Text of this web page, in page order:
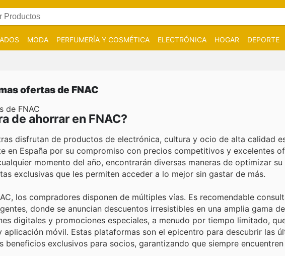
MODA PERFUMERÍA Y COSMÉTICA ELECTRÓNICA HOGAR DEPORTE
ofertas de FNAC
de FNAC
de ahorrar en FNAC?
disfrutan de productos de electrónica, cultura y ocio de alta calidad
en España por su compromiso con precios competitivos y excelentes
momento del año, encontrarán diversas maneras de optimizar
exclusivas que les permiten acceder a lo mejor sin gastar de más.
los compradores disponen de múltiples vías. Es recomendable
donde se anuncian descuentos irresistibles en una amplia gama
digitales y promociones especiales, a menudo por tiempo limitado,
móvil. Estas plataformas son el epicentro para descubrir las
exclusivos para socios, garantizando que siempre